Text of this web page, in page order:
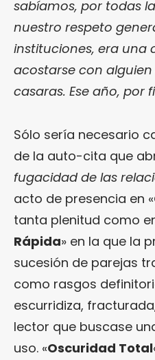
sabíamos, por todas
nuestro respeto
instituciones, era una
acostarse con
casaras. Ese año, por
Sólo sería necesario
de la auto-cita que
fugacidad de las
acto de presencia en «
tanta plenitud como
Rápida» en la que la
sucesión de parejas
como rasgos
escurridiza,
lector que buscase
uso. «Oscuridad Total